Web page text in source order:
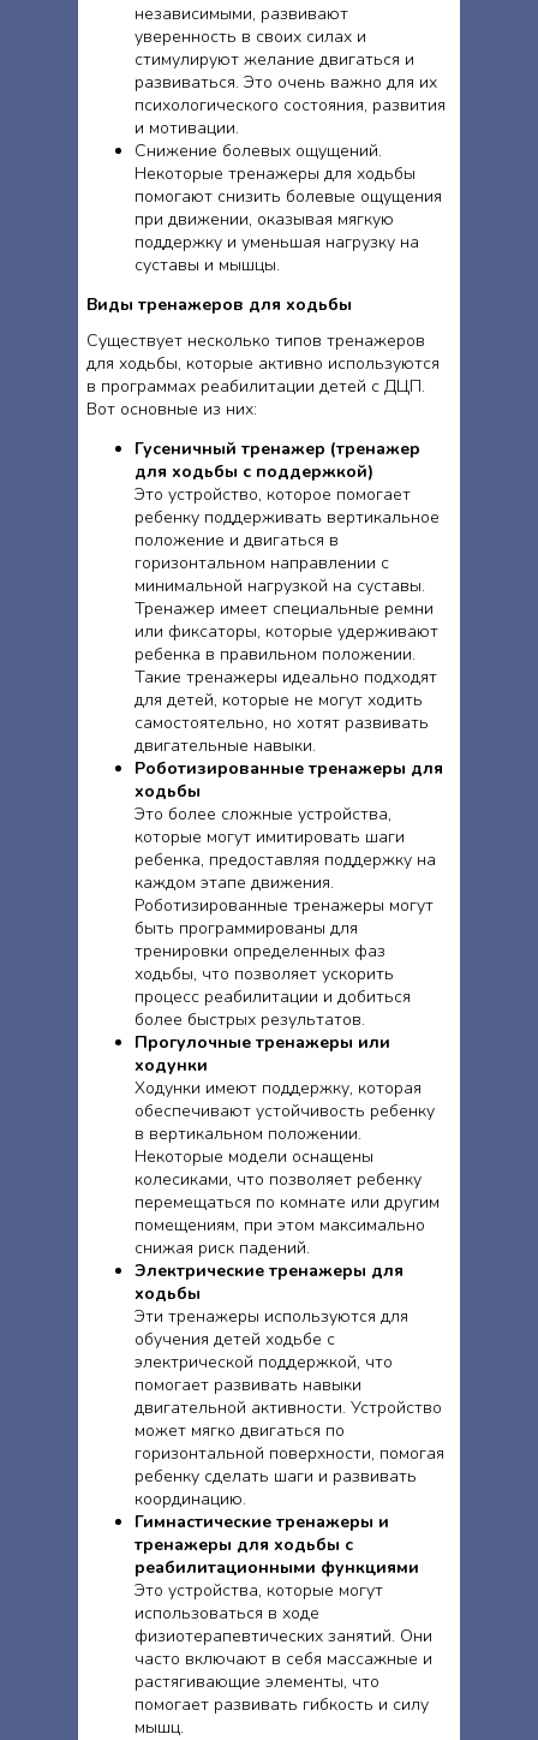
независимыми, развивают
уверенность в своих силах и
стимулируют желание двигаться и
развиваться. Это очень важно для их
психологического состояния, развития
и мотивации.
Снижение болевых ощущений.
Некоторые тренажеры для ходьбы
помогают снизить болевые ощущения
при движении, оказывая мягкую
поддержку и уменьшая нагрузку на
суставы и мышцы.
Виды тренажеров для ходьбы
Существует несколько типов тренажеров
для ходьбы, которые активно используются
в программах реабилитации детей с ДЦП.
Вот основные из них:
Гусеничный тренажер (тренажер
для ходьбы с поддержкой)
Это устройство, которое помогает
ребенку поддерживать вертикальное
положение и двигаться в
горизонтальном направлении с
минимальной нагрузкой на суставы.
Тренажер имеет специальные ремни
или фиксаторы, которые удерживают
ребенка в правильном положении.
Такие тренажеры идеально подходят
для детей, которые не могут ходить
самостоятельно, но хотят развивать
двигательные навыки.
Роботизированные тренажеры для
ходьбы
Это более сложные устройства,
которые могут имитировать шаги
ребенка, предоставляя поддержку на
каждом этапе движения.
Роботизированные тренажеры могут
быть программированы для
тренировки определенных фаз
ходьбы, что позволяет ускорить
процесс реабилитации и добиться
более быстрых результатов.
Прогулочные тренажеры или
ходунки
Ходунки имеют поддержку, которая
обеспечивают устойчивость ребенку
в вертикальном положении.
Некоторые модели оснащены
колесиками, что позволяет ребенку
перемещаться по комнате или другим
помещениям, при этом максимально
снижая риск падений.
Электрические тренажеры для
ходьбы
Эти тренажеры используются для
обучения детей ходьбе с
электрической поддержкой, что
помогает развивать навыки
двигательной активности. Устройство
может мягко двигаться по
горизонтальной поверхности, помогая
ребенку сделать шаги и развивать
координацию.
Гимнастические тренажеры и
тренажеры для ходьбы с
реабилитационными функциями
Это устройства, которые могут
использоваться в ходе
физиотерапевтических занятий. Они
часто включают в себя массажные и
растягивающие элементы, что
помогает развивать гибкость и силу
мышц.